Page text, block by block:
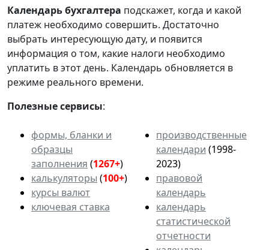
Календарьбухгалтера подскажет, когда и какой
платеж необходимо совершить. Достаточно
выбрать интересующую дату, и появится
информация о том, какие налоги необходимо
уплатить в этот день. Календарь обновляется в
режиме реального времени.
Полезные сервисы:
формы, бланки и
образцы
заполнения (1267+)
калькуляторы (100+)
курсы валют
ключевая ставка
производственные
календари (1998-
2023)
правовой
календарь
календарь
статистической
отчетности